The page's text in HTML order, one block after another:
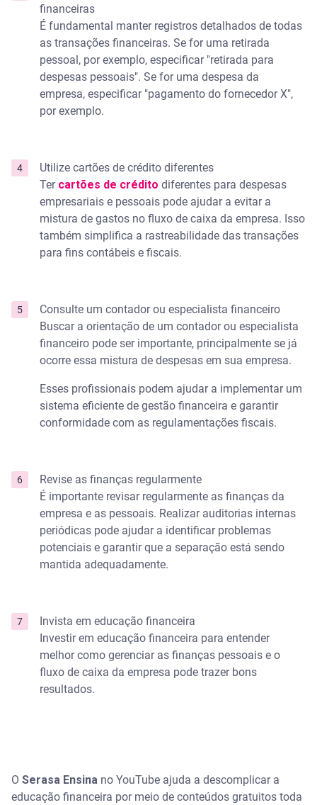
financeiras
É fundamental manter registros detalhados de todas
as transações financeiras. Se for uma retirada
pessoal, por exemplo, especificar "retirada para
despesas pessoais". Se for uma despesa da
empresa, especificar "pagamento do fornecedor X",
por exemplo.
Utilize cartões de crédito diferentes
Ter cartões de crédito diferentes para despesas
empresariais e pessoais pode ajudar a evitar a
mistura de gastos no fluxo de caixa da empresa. Isso
também simplifica a rastreabilidade das transações
para fins contábeis e fiscais.
Consulte um contador ou especialista financeiro
Buscar a orientação de um contador ou especialista
financeiro pode ser importante, principalmente se já
ocorre essa mistura de despesas em sua empresa.
Esses profissionais podem ajudar a implementar um
sistema eficiente de gestão financeira e garantir
conformidade com as regulamentações fiscais.
Revise as finanças regularmente
É importante revisar regularmente as finanças da
empresa e as pessoais. Realizar auditorias internas
periódicas pode ajudar a identificar problemas
potenciais e garantir que a separação está sendo
mantida adequadamente.
Invista em educação financeira
Investir em educação financeira para entender
melhor como gerenciar as finanças pessoais e o
fluxo de caixa da empresa pode trazer bons
resultados.
O Serasa Ensina no YouTube ajuda a descomplicar a
educação financeira por meio de conteúdos gratuitos toda